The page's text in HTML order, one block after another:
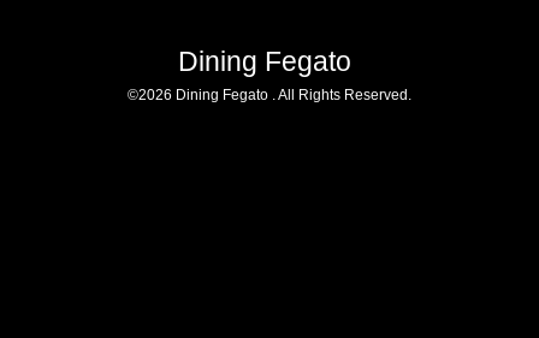
Dining Fegato
©2026 Dining Fegato . All Rights Reserved.